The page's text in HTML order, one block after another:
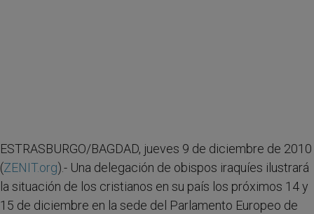
ESTRASBURGO/BAGDAD, jueves 9 de diciembre de 2010
(ZENIT.org).- Una delegación de obispos iraquíes ilustrará
la situación de los cristianos en su país los próximos 14 y
15 de diciembre en la sede del Parlamento Europeo de